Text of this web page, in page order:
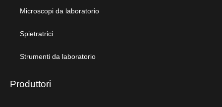
Microscopi da laboratorio
Spietratrici
Strumenti da laboratorio
Produttori